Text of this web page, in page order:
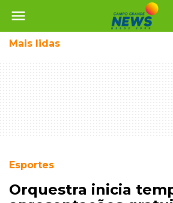
menu
Mais lidas
Esportes
Orquestra inicia